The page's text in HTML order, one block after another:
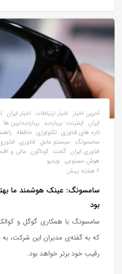
آخرین اخبار اخبار ارتباطات اخبار ایران
ایران اینترنت پربازدید پربازدیدترین ها
تازه های فناوری تکنولوژی حافظه
سامسونگ سیستم عامل فناوری
فناوری ایران گجت گوناگون مالی و
هوش مصنوعی ویدیو
2 هفته پیش
سامسونگ: عینک هوشمند ما
بود
سامسونگ با همکاری گوگل و
که به گفته‌ی مدیران این شرکت، به
رقیب خود برتر خواهد بود.